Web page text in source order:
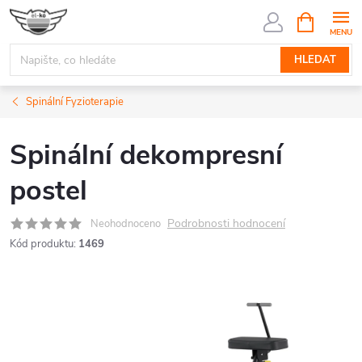
Přejít
obsah
HLEDAT
NÁKUPNÍ
KOŠÍK
Spinální Fyzioterapie
Spinální dekompresní
postel
Neohodnoceno Podrobnosti hodnocení
Kód produktu: 1469